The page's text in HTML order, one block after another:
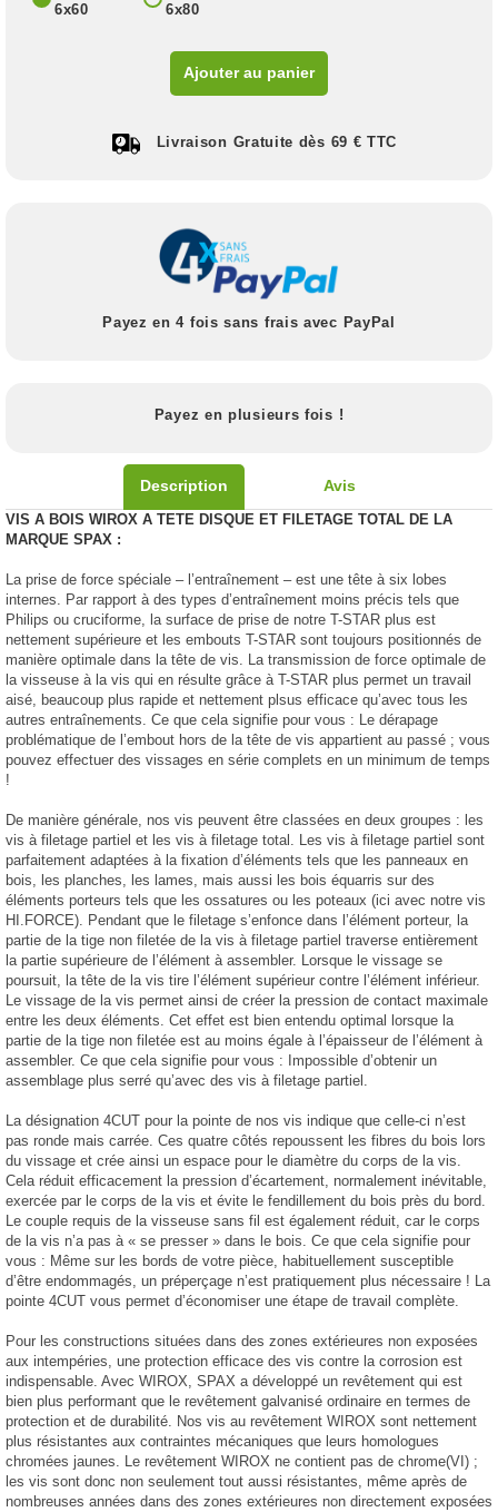
6x60
6x80
Ajouter au panier
Livraison Gratuite dès 69 € TTC
Payez en 4 fois sans frais avec PayPal
Payez en plusieurs fois !
Description Avis
VIS A BOIS WIROX A TETE DISQUE ET FILETAGE TOTAL DE LA
MARQUE SPAX :
La prise de force spéciale – l’entraînement – est une tête à six lobes
internes. Par rapport à des types d’entraînement moins précis tels que
Philips ou cruciforme, la surface de prise de notre T-STAR plus est
nettement supérieure et les embouts T-STAR sont toujours positionnés de
manière optimale dans la tête de vis. La transmission de force optimale de
la visseuse à la vis qui en résulte grâce à T-STAR plus permet un travail
aisé, beaucoup plus rapide et nettement plsus efficace qu’avec tous les
autres entraînements. Ce que cela signifie pour vous : Le dérapage
problématique de l’embout hors de la tête de vis appartient au passé ; vous
pouvez effectuer des vissages en série complets en un minimum de temps
!
De manière générale, nos vis peuvent être classées en deux groupes : les
vis à filetage partiel et les vis à filetage total. Les vis à filetage partiel sont
parfaitement adaptées à la fixation d’éléments tels que les panneaux en
bois, les planches, les lames, mais aussi les bois équarris sur des
éléments porteurs tels que les ossatures ou les poteaux (ici avec notre vis
HI.FORCE). Pendant que le filetage s’enfonce dans l’élément porteur, la
partie de la tige non filetée de la vis à filetage partiel traverse entièrement
la partie supérieure de l’élément à assembler. Lorsque le vissage se
poursuit, la tête de la vis tire l’élément supérieur contre l’élément inférieur.
Le vissage de la vis permet ainsi de créer la pression de contact maximale
entre les deux éléments. Cet effet est bien entendu optimal lorsque la
partie de la tige non filetée est au moins égale à l’épaisseur de l’élément à
assembler. Ce que cela signifie pour vous : Impossible d’obtenir un
assemblage plus serré qu’avec des vis à filetage partiel.
La désignation 4CUT pour la pointe de nos vis indique que celle-ci n’est
pas ronde mais carrée. Ces quatre côtés repoussent les fibres du bois lors
du vissage et crée ainsi un espace pour le diamètre du corps de la vis.
Cela réduit efficacement la pression d’écartement, normalement inévitable,
exercée par le corps de la vis et évite le fendillement du bois près du bord.
Le couple requis de la visseuse sans fil est également réduit, car le corps
de la vis n’a pas à « se presser » dans le bois. Ce que cela signifie pour
vous : Même sur les bords de votre pièce, habituellement susceptible
d’être endommagés, un préperçage n’est pratiquement plus nécessaire ! La
pointe 4CUT vous permet d’économiser une étape de travail complète.
Pour les constructions situées dans des zones extérieures non exposées
aux intempéries, une protection efficace des vis contre la corrosion est
indispensable. Avec WIROX, SPAX a développé un revêtement qui est
bien plus performant que le revêtement galvanisé ordinaire en termes de
protection et de durabilité. Nos vis au revêtement WIROX sont nettement
plus résistantes aux contraintes mécaniques que leurs homologues
chromées jaunes. Le revêtement WIROX ne contient pas de chrome(VI) ;
les vis sont donc non seulement tout aussi résistantes, même après de
nombreuses années dans des zones extérieures non directement exposées